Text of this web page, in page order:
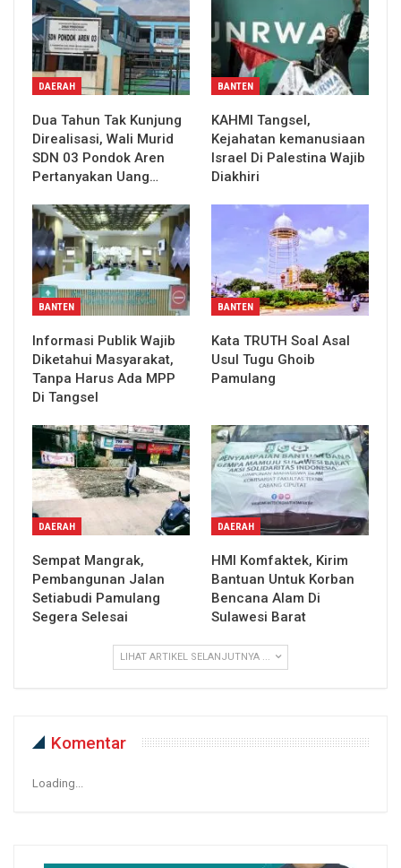
DAERAH
Dua Tahun Tak Kunjung
Direalisasi, Wali Murid
SDN 03 Pondok Aren
Pertanyakan Uang…
BANTEN
KAHMI Tangsel,
Kejahatan kemanusiaan
Israel Di Palestina Wajib
Diakhiri
BANTEN
Informasi Publik Wajib
Diketahui Masyarakat,
Tanpa Harus Ada MPP
Di Tangsel
BANTEN
Kata TRUTH Soal Asal
Usul Tugu Ghoib
Pamulang
DAERAH
Sempat Mangrak,
Pembangunan Jalan
Setiabudi Pamulang
Segera Selesai
DAERAH
HMI Komfaktek, Kirim
Bantuan Untuk Korban
Bencana Alam Di
Sulawesi Barat
LIHAT ARTIKEL SELANJUTNYA ...
Komentar
Loading...